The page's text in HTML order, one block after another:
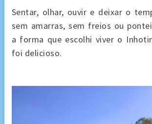
Sentar, olhar, ouvir e deixar o
sem amarras, sem freios ou
a forma que escolhi viver o
foi delicioso.